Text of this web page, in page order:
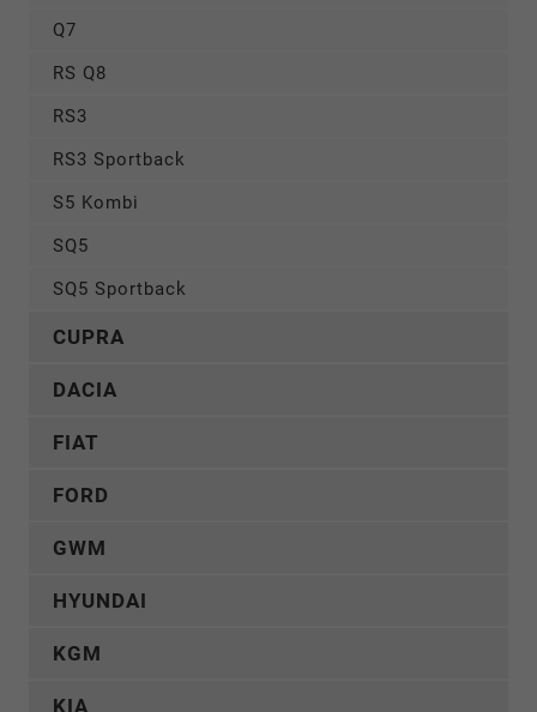
Q7
RS Q8
RS3
RS3 Sportback
S5 Kombi
SQ5
SQ5 Sportback
CUPRA
DACIA
FIAT
FORD
GWM
HYUNDAI
KGM
KIA